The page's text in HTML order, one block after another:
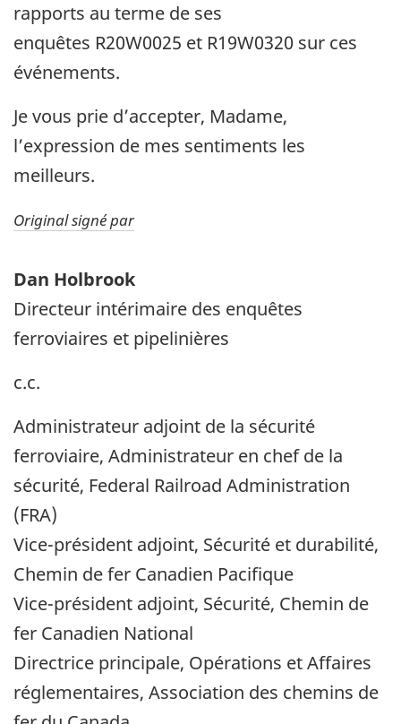
rapports au terme de ses
enquêtes R20W0025 et R19W0320 sur ces
événements.
Je vous prie d’accepter, Madame,
l’expression de mes sentiments les
meilleurs.
Original signé par
Dan Holbrook
Directeur intérimaire des enquêtes
ferroviaires et pipelinières
c.c.
Administrateur adjoint de la sécurité
ferroviaire, Administrateur en chef de la
sécurité, Federal Railroad Administration
(FRA)
Vice-président adjoint, Sécurité et durabilité,
Chemin de fer Canadien Pacifique
Vice-président adjoint, Sécurité, Chemin de
fer Canadien National
Directrice principale, Opérations et Affaires
réglementaires, Association des chemins de